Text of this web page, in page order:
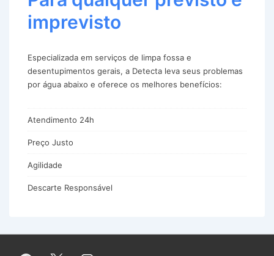
imprevisto
Especializada em serviços de limpa fossa e
desentupimentos gerais, a Detecta leva seus problemas
por água abaixo e oferece os melhores benefícios:
Atendimento 24h
Preço Justo
Agilidade
Descarte Responsável